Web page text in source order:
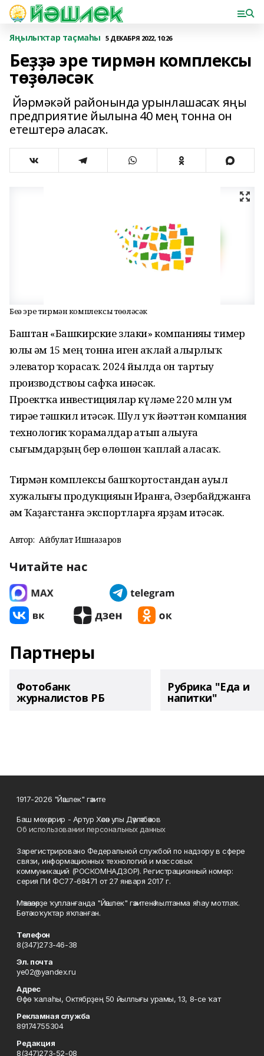
Яңылыҡтар таҫмаһы 5 ДЕКАБРЯ 2022, 10:26
Беҙҙә эре тирмән комплексы
төҙөләсәк
Йәрмәкәй районында урынлашасаҡ яңы
предприятие йылына 40 мең тонна он
етештерә аласаҡ.
Беҙҙә эре тирмән комплексы төҙөләсәк
Баштан «Башкирские злаки» компанияһы тимер
юлы һәм 15 мең тонна иген һаҡлай алырлыҡ
элеватор ҡорасаҡ. 2024 йылда он тартыу
производствоһы сафҡа инәсәк.
Проектҡа инвестициялар күләме 220 млн һум
тирәһе тәшкил итәсәк. Шул уҡ йәһәттән компания
технологик ҡорамалдар һатып алыуға
сығымдарҙың бер өлөшөн ҡаплай аласаҡ.
Тирмән комплексы башҡортостандан ауыл
хужалығы продукцияһын Иранға, Әзербайджанға
һәм Ҡаҙағстанға экспортларға ярҙам итәсәк.
Автор: Айбулат Ишназаров
Читайте нас
Партнеры
Фотобанк
журналистов РБ
Рубрика "Еда и
напитки"
1917-2026 "Йәшлек" гәзите
Баш мөхәррир - Артур Хәсән улы Дәүләтбәков
Об использовании персональных данных
Зарегистрировано Федеральной службой по надзору в сфере
связи, информационных технологий и массовых
коммуникаций (РОСКОМНАДЗОР). Регистрационный номер:
серия ПИ ФС77-68471 от 27 января 2017 г.
Мәҡәләләрҙе ҡулланғанда "Йәшлек" гәзитенә һылтанма яһау мотлаҡ.
Бөтә хоҡуҡтар яҡланған.
Телефон
8(347)273-46-38
Эл. почта
ye02@yandex.ru
Адрес
Өфө ҡалаһы, Октябрҙең 50 йыллығы урамы, 13, 8-се ҡат
Рекламная служба
89174755304
Редакция
8(347)273-52-08